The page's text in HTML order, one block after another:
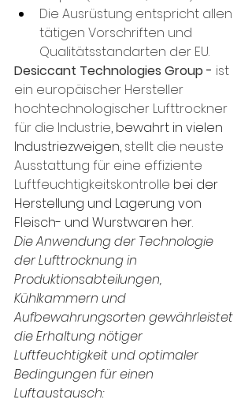
Die Ausrüstung entspricht allen
tätigen Vorschriften und
Qualitätsstandarten der EU.
Desiccant Technologies Group - ist
ein europäischer Hersteller
hochtechnologischer Lufttrockner
für die Industrie, bewahrt in vielen
Industriezweigen, stellt die neuste
Ausstattung für eine effiziente
Luftfeuchtigkeitskontrolle bei der
Herstellung und Lagerung von
Fleisch- und Wurstwaren her.
Die Anwendung der Technologie
der Lufttrocknung in
Produktionsabteilungen,
Kühlkammern und
Aufbewahrungsorten gewährleistet
die Erhaltung nötiger
Luftfeuchtigkeit und optimaler
Bedingungen für einen
Luftaustausch: